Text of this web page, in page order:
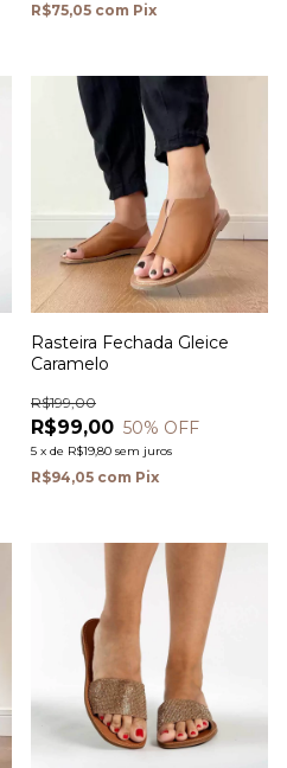
R$75,05 com Pix
Rasteira Fechada Gleice
Caramelo
R$99,00
R$199,00
50% OFF
5 x de R$19,80 sem juros
R$94,05 com Pix